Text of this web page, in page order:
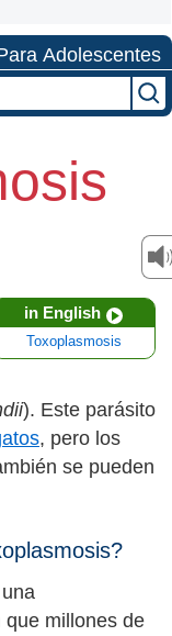
Adolescentes
in English
Toxoplasmosis
). Este parásito
, pero los
se pueden
millones de